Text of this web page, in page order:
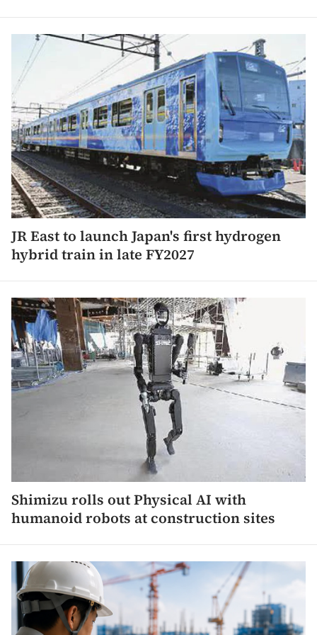
JR East to launch Japan's first hydrogen
hybrid train in late FY2027
Shimizu rolls out Physical AI with
humanoid robots at construction sites